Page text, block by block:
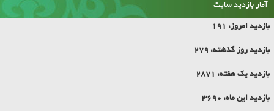
آمار بازدید سایت
بازدید امروز: 191
بازدید روز گذشته: 279
بازدید یک هفته: 2871
بازدید این ماه: 3690